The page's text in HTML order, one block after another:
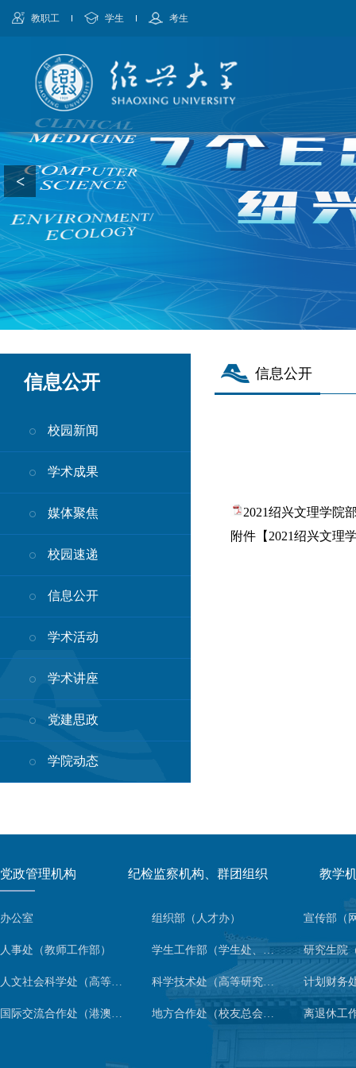
教职工 学生 考生
<
信息公开
校园新闻
学术成果
媒体聚焦
校园速递
信息公开
学术活动
学术讲座
党建思政
学院动态
信息公开
2021绍兴文理学院
附件【 2021绍兴文理
党政管理机构 纪检监察机构、群团组织 教学
办公室 组织部（人才办）
人事处（教师工作部） 学生工作部（学生处、人武部）
人文社会科学处（高等人文研究院） 科学技术处（高等研究院） 计划财务
国际交流合作处（港澳台事务办公室） 地方合作处（校友总会办公室） 离退休工